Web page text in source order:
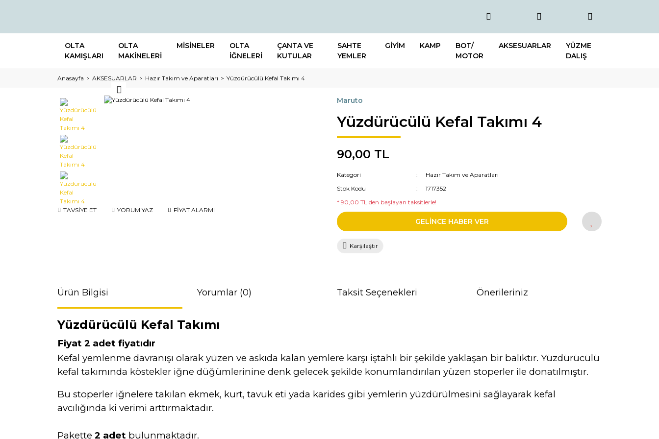
OLTA
KAMIŞLARI
OLTA
MAKİNELERİ
MİSİNELER
OLTA
İĞNELERİ
ÇANTA VE
KUTULAR
SAHTE
YEMLER
GİYİM KAMP
BOT/
MOTOR
AKSESUARLAR
YÜZME
DALIŞ
Anasayfa AKSESUARLAR Hazır Takım ve Aparatları Yüzdürücülü Kefal Takımı 4
TAVSİYE ET YORUM YAZ FİYAT ALARMI
Maruto
Yüzdürücülü Kefal Takımı 4
90,00 TL
Kategori
Hazır Takım ve Aparatları
Stok Kodu
1717352
* 90,00 TL den başlayan taksitlerle!
GELİNCE HABER VER
Karşılaştır
Ürün Bilgisi Yorumlar (0) Taksit Seçenekleri Önerileriniz
Yüzdürücülü Kefal Takımı
Fiyat 2 adet fiyatıdır
Kefal yemlenme davranışı olarak yüzen ve askıda kalan yemlere karşı iştahlı bir şekilde yaklaşan bir balıktır. Yüzdürücülü
kefal takımında köstekler iğne düğümlerinine denk gelecek şekilde konumlandırılan yüzen stoperler ile donatılmıştır.
Bu stoperler iğnelere takılan ekmek, kurt, tavuk eti yada karides gibi yemlerin yüzdürülmesini sağlayarak kefal
avcılığında ki verimi arttırmaktadır.
Pakette 2 adet bulunmaktadır.